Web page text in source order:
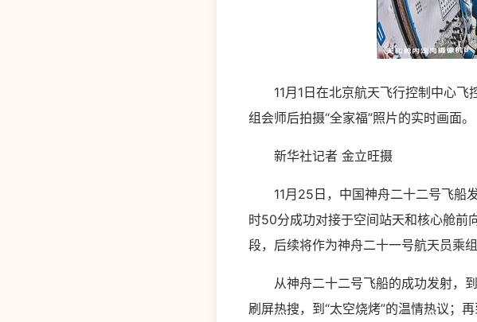
11月1日在北京航天飞行控制中心飞
组会师后拍摄“全家福”照片的实时画面。
新华社记者 金立旺摄
11月25日，中国神舟二十二号飞船发
时50分成功对接于空间站天和核心舱前
段，后续将作为神舟二十一号航天员乘组
从神舟二十二号飞船的成功发射，到
刷屏热搜，到“太空烧烤”的温情热议；